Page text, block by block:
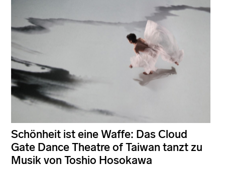
Schönheit ist eine Waffe: Das Cloud
Gate Dance Theatre of Taiwan tanzt zu
Musik von Toshio Hosokawa